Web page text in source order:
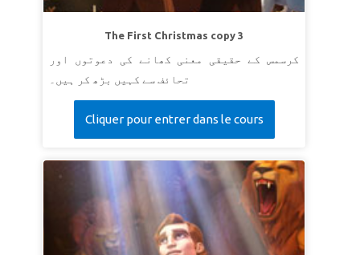
The First Christmas copy 3
کرسمس کے حقیقی معنی کھانے کی دعوتوں اور
Cliquer pour entrer dans le cours